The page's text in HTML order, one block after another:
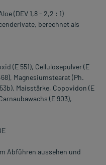
(DEV 1,8 - 2,2 : 1)
berechnet als
(E 551), Cellulosepulver (E
Magnesiumstearat (Ph.
Maisstärke, Copovidon (E
(E 903),
Abführen aussehen und